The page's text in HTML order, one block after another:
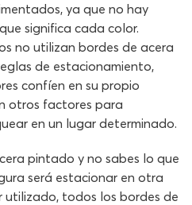
ya que no hay
significa cada color.
no utilizan bordes de acera
de estacionamiento,
confíen en su propio
otros factores para
en un lugar determinado.
pintado y no sabes lo que
será estacionar en otra
utilizado, todos los bordes de